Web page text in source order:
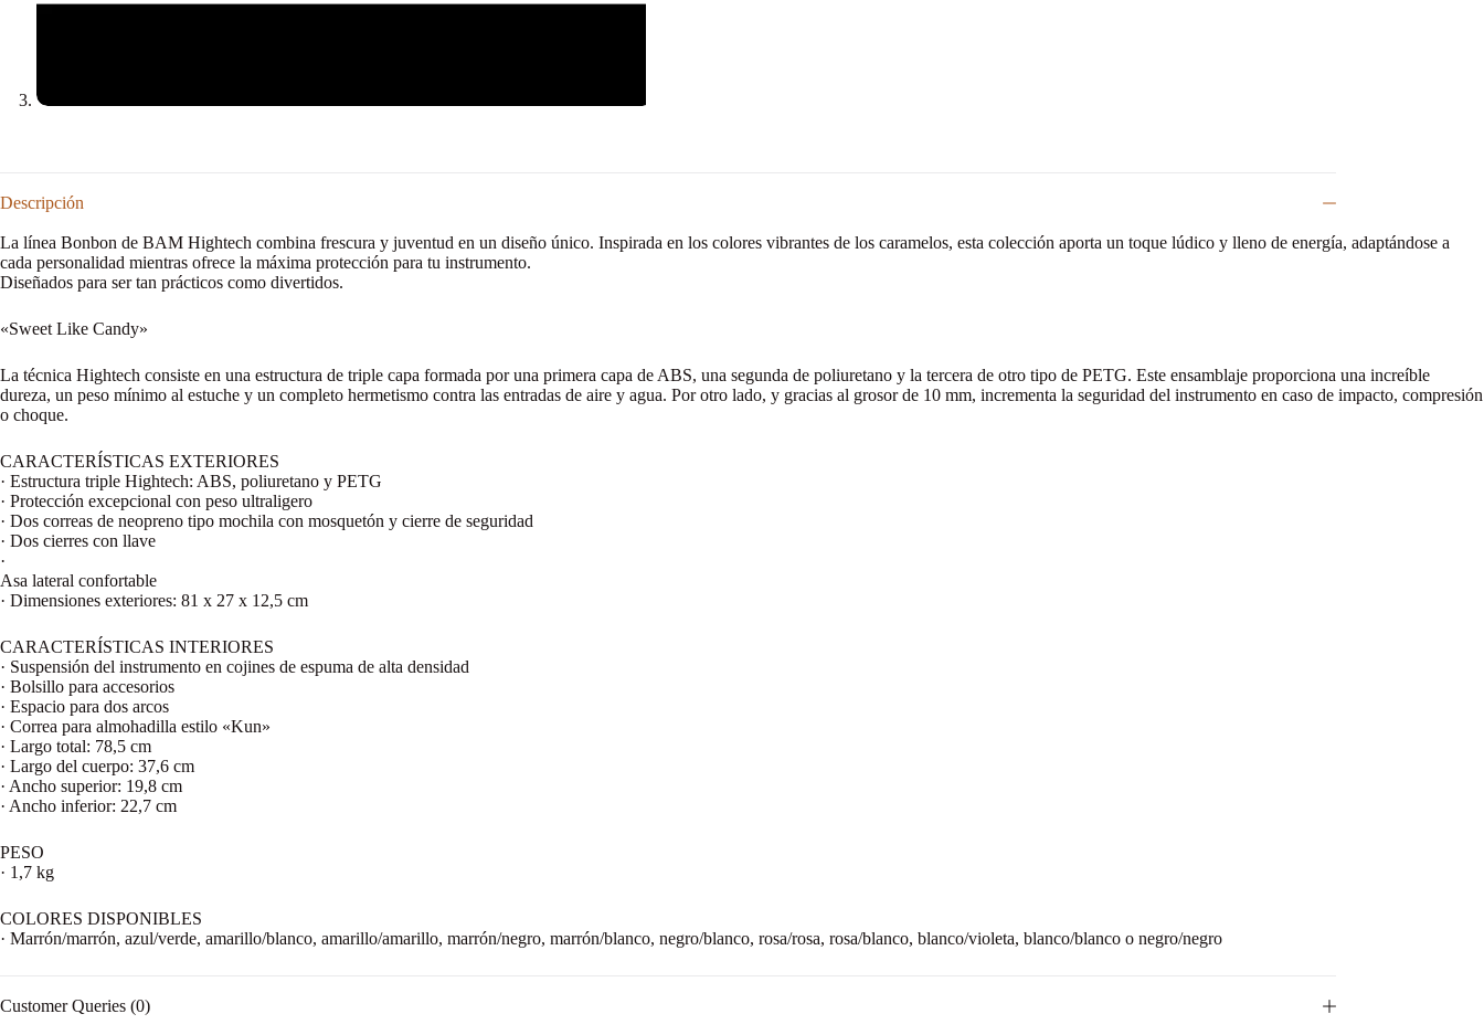
Descripción
La línea Bonbon de BAM Hightech combina frescura y juventud en un diseño único. Inspirada en los colores vibrantes de los caramelos, esta colección aporta un toque lúdico y lleno de energía, adaptándose a
cada personalidad mientras ofrece la máxima protección para tu instrumento.
Diseñados para ser tan prácticos como divertidos.
«Sweet Like Candy»
La técnica Hightech consiste en una estructura de triple capa formada por una primera capa de ABS, una segunda de poliuretano y la tercera de otro tipo de PETG. Este ensamblaje proporciona una increíble
dureza, un peso mínimo al estuche y un completo hermetismo contra las entradas de aire y agua. Por otro lado, y gracias al grosor de 10 mm, incrementa la seguridad del instrumento en caso de impacto, compresión
o choque.
CARACTERÍSTICAS EXTERIORES
· Estructura triple Hightech: ABS, poliuretano y PETG
· Protección excepcional con peso ultraligero
· Dos correas de neopreno tipo mochila con mosquetón y cierre de seguridad
· Dos cierres con llave
·
Asa lateral confortable
· Dimensiones exteriores: 81 x 27 x 12,5 cm
CARACTERÍSTICAS INTERIORES
· Suspensión del instrumento en cojines de espuma de alta densidad
· Bolsillo para accesorios
· Espacio para dos arcos
· Correa para almohadilla estilo «Kun»
· Largo total: 78,5 cm
· Largo del cuerpo: 37,6 cm
· Ancho superior: 19,8 cm
· Ancho inferior: 22,7 cm
PESO
· 1,7 kg
COLORES DISPONIBLES
· Marrón/marrón, azul/verde, amarillo/blanco, amarillo/amarillo, marrón/negro, marrón/blanco, negro/blanco, rosa/rosa, rosa/blanco, blanco/violeta, blanco/blanco o negro/negro
Customer Queries (0)